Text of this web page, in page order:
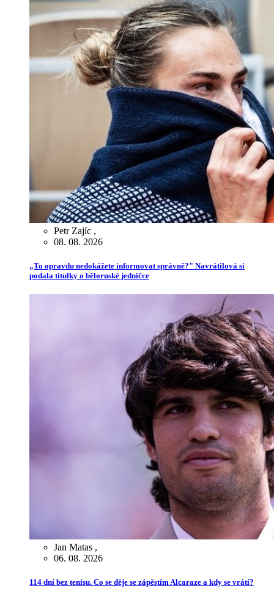
Petr Zajíc ,
08. 08. 2026
„To opravdu nedokážete informovat správně?" Navrátilová si
podala titulky o běloruské jedničce
Jan Matas ,
06. 08. 2026
114 dní bez tenisu. Co se děje se zápěstím Alcaraze a kdy se vrátí?